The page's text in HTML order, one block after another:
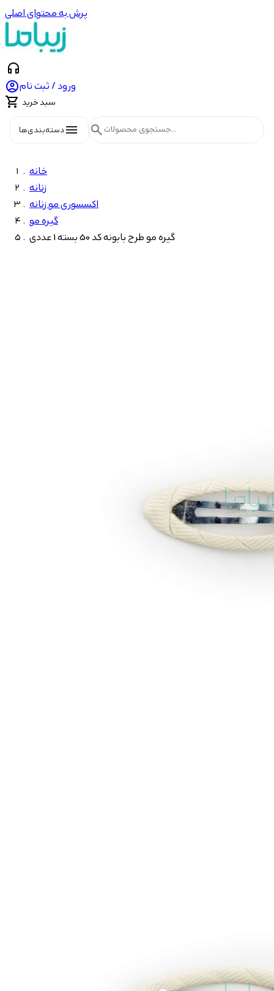
پرش به محتوای اصلی
headphones
ورود / ثبت نام
 سبد خرید
menuدسته‌بندی‌ها search
خانه
زنانه
اکسسوری مو زنانه
گیره مو
گیره مو طرح بابونه کد 50 بسته 1 عددی